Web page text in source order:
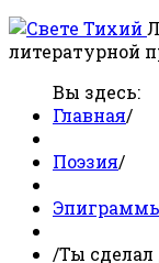
литературной
Вы здесь:
Главная/
Поэзия/
/Ты сделал